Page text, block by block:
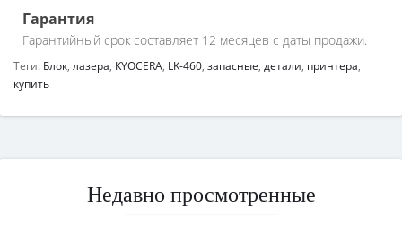
Гарантия
Гарантийный срок составляет 12 месяцев с даты продажи.
Теги: Блок, лазера, KYOCERA, LK-460, запасные, детали, принтера,
купить
Недавно просмотренные